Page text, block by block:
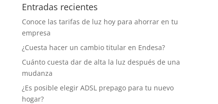
Entradas recientes
Conoce las tarifas de luz hoy para ahorrar en tu
empresa
¿Cuesta hacer un cambio titular en Endesa?
Cuánto cuesta dar de alta la luz después de una
mudanza
¿Es posible elegir ADSL prepago para tu nuevo
hogar?